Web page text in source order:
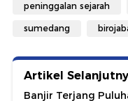
peninggalan sejarah
sumedang
Artikel
Banjir Terjang